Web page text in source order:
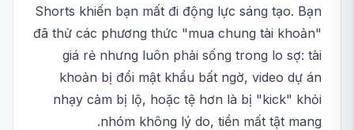
Shorts khiến bạn mất đi động lực sáng tạo. Bạn
đã thử các phương thức "mua chung tài khoản"
giá rẻ nhưng luôn phải sống trong lo sợ: tài
khoản bị đổi mật khẩu bất ngờ, video dự án
nhạy cảm bị lộ, hoặc tệ hơn là bị "kick" khỏi
nhóm không lý do, tiền mất tật mang.